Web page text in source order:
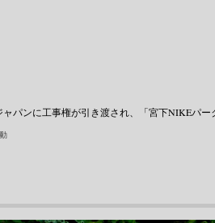
ャパンに工事権が引き渡され、「宮下NIKEパ